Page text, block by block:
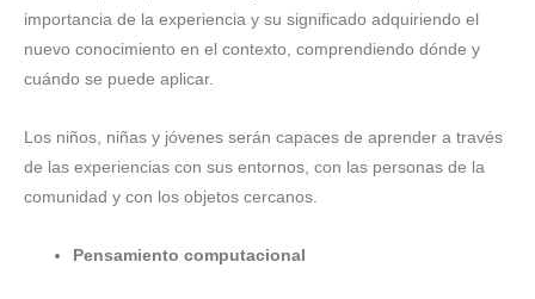
importancia de la experiencia y su significado adquiriendo el
nuevo conocimiento en el contexto, comprendiendo dónde y
cuándo se puede aplicar.
Los niños, niñas y jóvenes serán capaces de aprender a través
de las experiencias con sus entornos, con las personas de la
comunidad y con los objetos cercanos.
Pensamiento computacional